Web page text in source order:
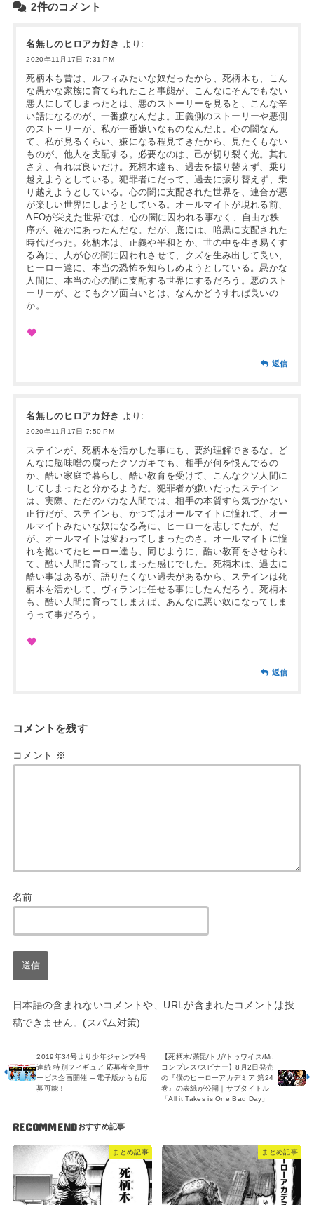
2件のコメント
名無しのヒロアカ好き より:
2020年11月17日 7:31 PM
死柄木も昔は、ルフィみたいな奴だったから、死柄木も、こん
な愚かな家族に育てられたこと事態が、こんなにそんでもない
悪人にしてしまったとは、悪のストーリーを見ると、こんな辛
い話になるのが、一番嫌なんだよ。正義側のストーリーや悪側
のストーリーが、私が一番嫌いなものなんだよ。心の闇なん
て、私が見るくらい、嫌になる程見てきたから、見たくもない
ものが、他人を支配する。必要なのは、己が切り裂く光。其れ
さえ、有れば良いだけ。死柄木達も、過去を振り替えず、乗り
越えようとしている。犯罪者にだって、過去に振り替えず、乗
り越えようとしている。心の闇に支配された世界を、連合が悪
が楽しい世界にしようとしている。オールマイトが現れる前、
AFOが栄えた世界では、心の闇に囚われる事なく、自由な秩
序が、確かにあったんだな。だが、底には、暗黒に支配された
時代だった。死柄木は、正義や平和とか、世の中を生き易くす
る為に、人が心の闇に囚われさせて、クズを生み出して良い、
ヒーロー達に、本当の恐怖を知らしめようとしている。愚かな
人間に、本当の心の闇に支配する世界にするだろう。悪のスト
ーリーが、とてもクソ面白いとは、なんかどうすれば良いの
か。
返信
名無しのヒロアカ好き より:
2020年11月17日 7:50 PM
ステインが、死柄木を活かした事にも、要約理解できるな。ど
んなに脳味噌の腐ったクソガキでも、相手が何を恨んでるの
か、酷い家庭で暮らし、酷い教育を受けて、こんなクソ人間に
してしまったと分かるようだ。犯罪者が嫌いだったステイン
は、実際、ただのバカな人間では、相手の本質すら気づかない
正行だが、ステインも、かつてはオールマイトに憧れて、オー
ルマイトみたいな奴になる為に、ヒーローを志してたが、だ
が、オールマイトは変わってしまったのさ。オールマイトに憧
れを抱いてたヒーロー達も、同じように、酷い教育をさせられ
て、酷い人間に育ってしまった感じでした。死柄木は、過去に
酷い事はあるが、語りたくない過去があるから、ステインは死
柄木を活かして、ヴィランに任せる事にしたんだろう。死柄木
も、酷い人間に育ってしまえば、あんなに悪い奴になってしま
うって事だろう。
返信
コメントを残す
コメント ※
名前
日本語の含まれないコメントや、URLが含まれたコメントは投
稿できません。(スパム対策)
【死柄木/荼毘/トガ/トゥワイス/Mr.
コンプレス/スピナー】8月2日発売
の『僕のヒーローアカデミア 第24
巻』の表紙が公開｜サブタイトル
「All it Takes is One Bad Day」
2019年34号より少年ジャンプ4号
連続 特別フィギュア 応募者全員サ
ービス企画開催 ─ 電子版からも応
募可能！
RECOMMEND
まとめ記事 まとめ記事